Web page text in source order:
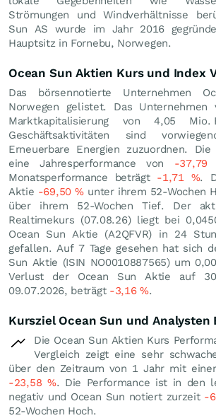
Strömungen und Windverhältnisse
Sun AS wurde im Jahr 2016
Hauptsitz in Fornebu, Norwegen.
Ocean Sun Aktien Kurs und Index
Das börsennotierte Unternehmen
Norwegen gelistet. Das
Marktkapitalisierung von 4,05 Mio.
Geschäftsaktivitäten sind
Erneuerbare Energien zuzuordnen.
eine Jahresperformance von -37,79
Monatsperformance beträgt -1,71 %.
Aktie -69,50%unter ihrem 52-Wochen
über ihrem 52-Wochen Tief. Der
Realtimekurs (07.08.26) liegt bei
Ocean Sun Aktie (A2QFVR) in 24
gefallen. Auf 7 Tage gesehen hat sich
Sun Aktie (ISIN NO0010887565) um
Verlust der Ocean Sun Aktie auf
09.07.2026, beträgt -3,16%.
Kursziel Ocean Sun und Analysten
Die Ocean Sun Aktien Kurs
Vergleich zeigt eine sehr
über den Zeitraum von 1 Jahr mit
-23,58 %. Die Performance ist in den
negativ und Ocean Sun notiert zurzeit -
52-Wochen Hoch.